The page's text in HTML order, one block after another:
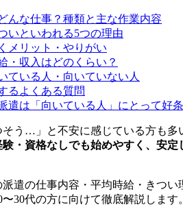
んな仕事？種類と主な作業内容
いといわれる5つの理由
メリット・やりがい
・収入はどのくらい？
ている人・向いていない人
るよくある質問
遣は「向いている人」にとって好
そう…」と不安に感じている方も
験・資格なしでも始めやすく、安定
遣の仕事内容・平均時給・きつ
30代の方に向けて徹底解説しま